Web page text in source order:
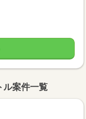
ル案件一覧